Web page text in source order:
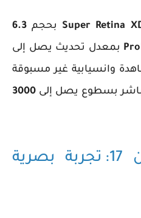
Super Retina بحجم 6.3
بمعدل تحديث يصل إلى
وانسيابية غير مسبوقة
بسطوع يصل إلى
شاشة ايفون 17: تجربة بصرية